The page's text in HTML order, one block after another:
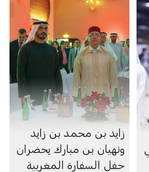
زايد بن محمد بن زايد
ونهيان بن مبارك يحضران
حفل السفارة المغربية